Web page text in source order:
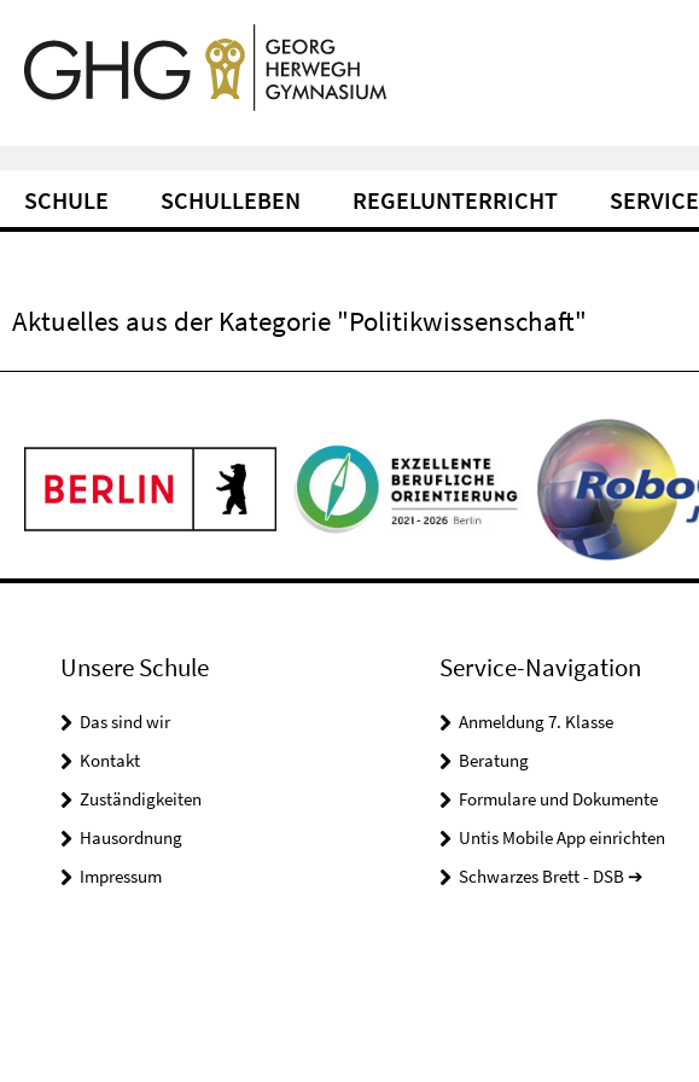
Service-Navigation
SCHULE SCHULLEBEN REGELUNTERRICHT SERVICE
Aktuelles aus der Kategorie "Politikwissenschaft"
Unsere Schule
Das sind wir
Kontakt
Zuständigkeiten
Hausordnung
Impressum
Service-Navigation
Anmeldung 7. Klasse
Beratung
Formulare und Dokumente
Untis Mobile App einrichten
Schwarzes Brett - DSB ➔